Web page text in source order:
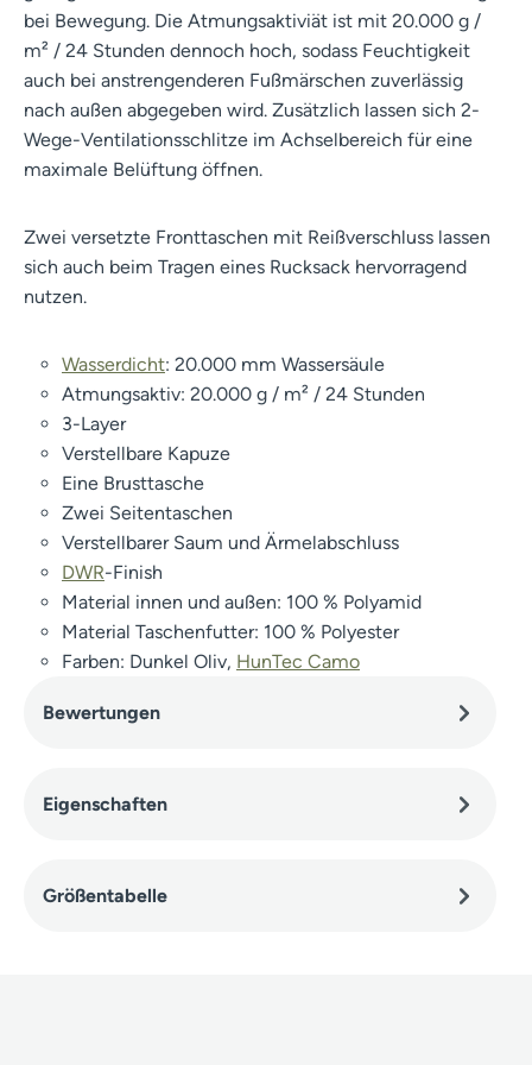
bei Bewegung. Die Atmungsaktiviät ist mit 20.000 g /
m² / 24 Stunden dennoch hoch, sodass Feuchtigkeit
auch bei anstrengenderen Fußmärschen zuverlässig
nach außen abgegeben wird. Zusätzlich lassen sich 2-
Wege-Ventilationsschlitze im Achselbereich für eine
maximale Belüftung öffnen.
Zwei versetzte Fronttaschen mit Reißverschluss lassen
sich auch beim Tragen eines Rucksack hervorragend
nutzen.
Wasserdicht: 20.000 mm Wassersäule
Atmungsaktiv: 20.000 g / m² / 24 Stunden
3-Layer
Verstellbare Kapuze
Eine Brusttasche
Zwei Seitentaschen
Verstellbarer Saum und Ärmelabschluss
DWR-Finish
Material innen und außen: 100 % Polyamid
Material Taschenfutter: 100 % Polyester
Farben: Dunkel Oliv, HunTec Camo
Bewertungen
Eigenschaften
Größentabelle